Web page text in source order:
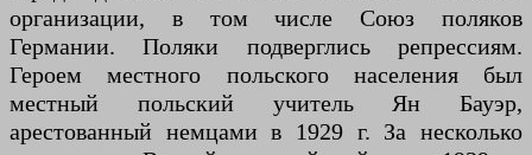
организации, в том числе Союз поляков
Германии. Поляки подверглись репрессиям.
Героем местного польского населения был
местный польский учитель Ян Бауэр,
арестованный немцами в 1929 г. За несколько